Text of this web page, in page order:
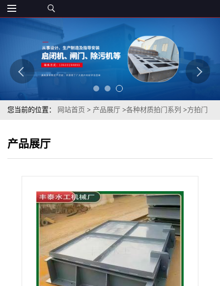
您当前的位置： 网站首页 > 产品展厅 >各种材质拍门系列 >方拍门
产品展厅